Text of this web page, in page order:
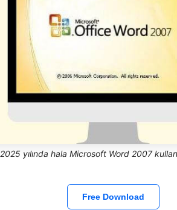
2025 yılında hala Microsoft Word 2007
Free Download